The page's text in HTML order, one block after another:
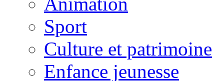
Sport
Culture et patrimoine
Enfance jeunesse